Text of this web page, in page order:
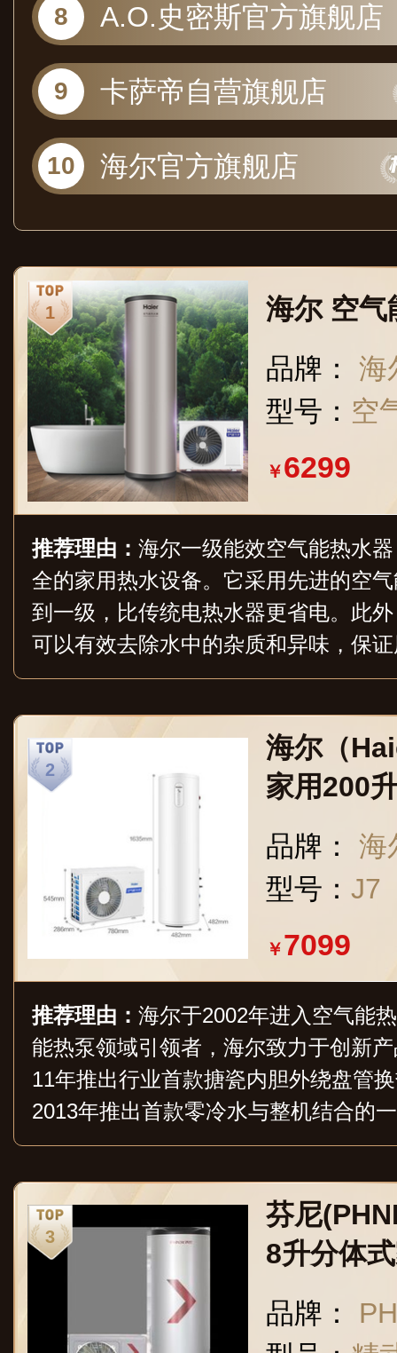
A.O.史密斯官方旗舰店
卡萨帝自营旗舰店
海尔官方旗舰店
海尔 空气
品牌：
海
型号： 空
￥6299
推荐理由： 海尔一级能效空气能热水
全的家用热水设备。它采用先进的空
到一级，比传统电热水器更省电。此
可以有效去除水中的杂质和异味，保
支持WiFi智能控制，可以远程操控，
的影响。
海尔（
家用200
WiFi80℃
节能效率
品牌：
海
型号： J7
￥7099
推荐理由： 海尔于2002年进入空气能
能热泵领域引领者，海尔致力于创新
11年推出行业首款搪瓷内胆外绕盘管
2013年推出首款零冷水与整机结合的
同年海尔空气能CO2技术及商用级金
家用热水、商用热水、热泵采暖三大
芬尼
8升分体
央热水器
品牌：